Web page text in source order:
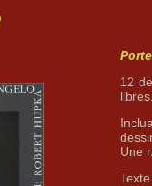
12
Une